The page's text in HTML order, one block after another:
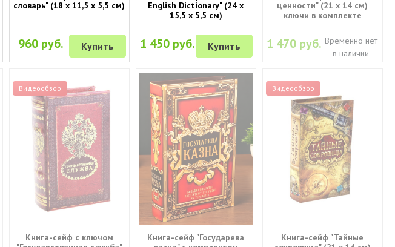
словарь" (18 х 11,5 х 5,5 см)
960 руб. Купить
English Dictionary" (24 х
15,5 х 5,5 см)
1 450 руб. Купить
ценности" (21 х 14 см)
ключи в комплекте
1 470 руб. Временно нет
в наличии
Видеообзор
Книга-сейф с ключом
Книга-сейф "Государева
Видеообзор
Книга-сейф "Тайные